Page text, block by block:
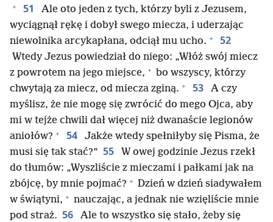
+ 51
Ale oto jeden z tych, którzy byli z Jezusem,
wyciągnął rękę i dobył swego miecza, i uderzając
niewolnika arcykapłana, odciął mu ucho. + 52
Wtedy Jezus powiedział do niego: „Włóż swój miecz
z powrotem na jego miejsce, + bo wszyscy, którzy
chwytają za miecz, od miecza zginą. + 53
A czy
myślisz, że nie mogę się zwrócić do mego Ojca, aby
mi w tejże chwili dał więcej niż dwanaście legionów
aniołów? + 54
Jakże wtedy spełniłyby się Pisma, że
musi się tak stać?” 55
W owej godzinie Jezus rzekł
do tłumów: „Wyszliście z mieczami i pałkami jak na
zbójcę, by mnie pojmać? + Dzień w dzień siadywałem
w świątyni, + nauczając, a jednak nie wzięliście mnie
pod straż. 56
Ale to wszystko się stało, żeby się